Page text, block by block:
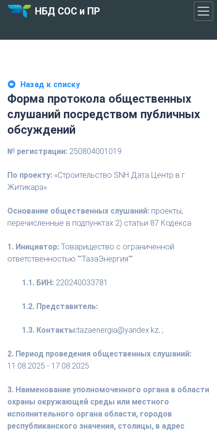
НБД СОС и ПР
Назад к списку
Форма протокола общественных
слушаний посредством публичных
обсуждений
№ регистрации: 250804001019
По проекту: «Строительство SNH Дата Центр в г.
Житикара»
Основание общественных слушаний: проекты,
перечисленные в подпунктах 2) статьи 87 Кодекса
1. Инициатор: Товарищество с ограниченной
ответственностью ""ТазаЭнергия""
1.1. БИН: 220240033781
1.2. Представитель:
1.3. Контакты:tazaenergia@yandex.kz; ;
2. Период проведения общественных слушаний:
11.08.2025 - 17.08.2025
3. Наименование уполномоченного органа в области
охраны окружающей среды или местного
исполнительного органа области, городов
республиканского значения, столицы, в адрес